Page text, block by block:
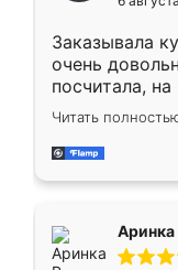
мебели буду
Заказывала
очень
посчитала,
Замерщик
делу со всей
за день,
Читать
Аринка